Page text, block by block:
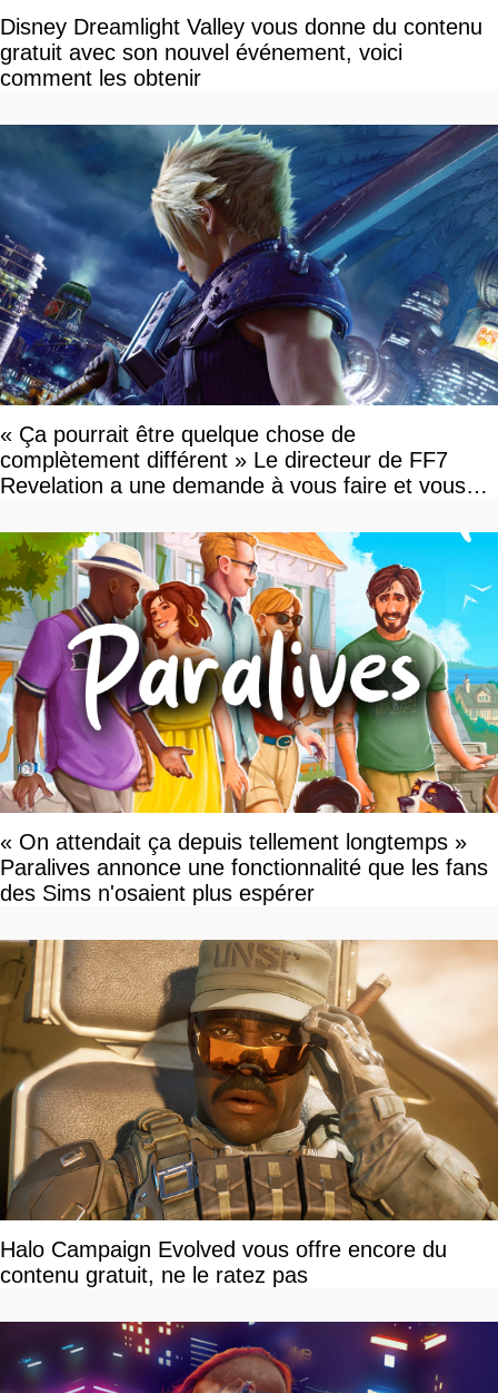
Disney Dreamlight Valley vous donne du contenu
gratuit avec son nouvel événement, voici
comment les obtenir
« Ça pourrait être quelque chose de
complètement différent » Le directeur de FF7
Revelation a une demande à vous faire et vous
« On attendait ça depuis tellement longtemps »
Paralives annonce une fonctionnalité que les fans
des Sims n'osaient plus espérer
Halo Campaign Evolved vous offre encore du
contenu gratuit, ne le ratez pas